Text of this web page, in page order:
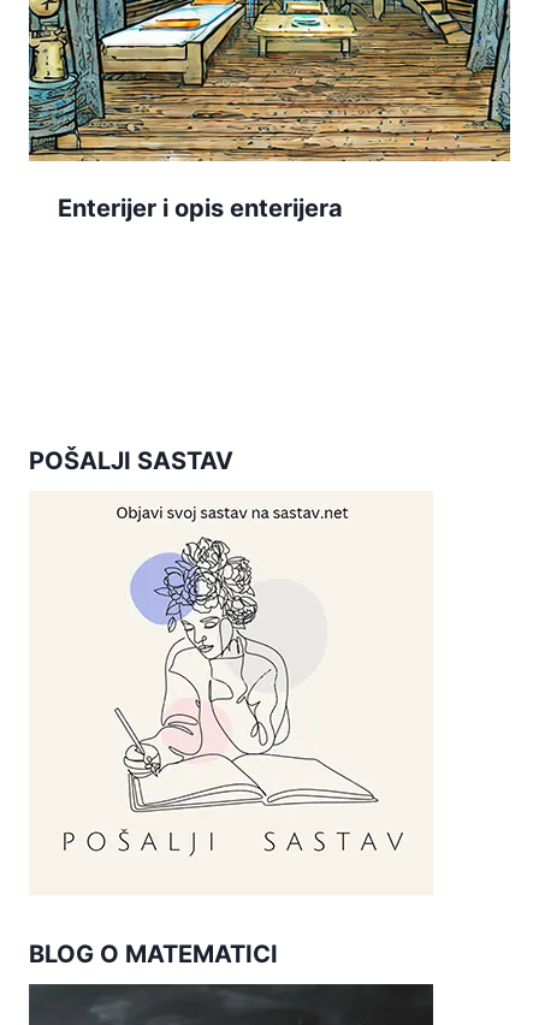
Enterijer i opis enterijera
POŠALJI SASTAV
BLOG O MATEMATICI